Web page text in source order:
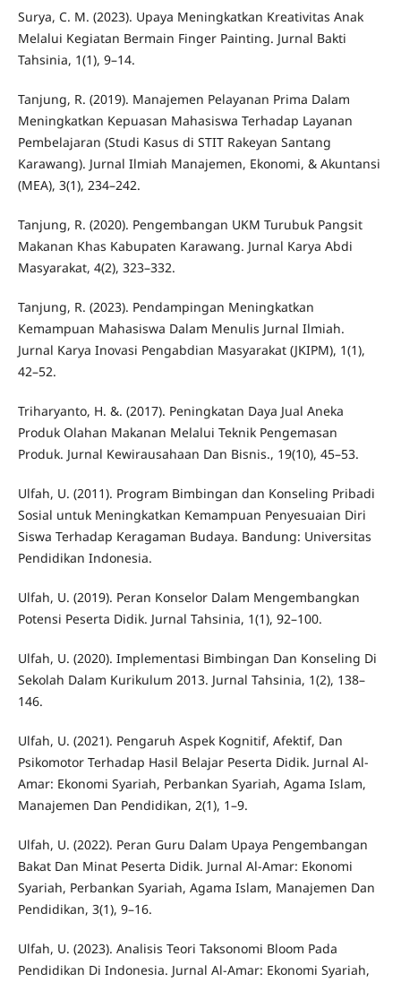
Surya, C. M. (2023). Upaya Meningkatkan Kreativitas Anak
Melalui Kegiatan Bermain Finger Painting. Jurnal Bakti
Tahsinia, 1(1), 9–14.
Tanjung, R. (2019). Manajemen Pelayanan Prima Dalam
Meningkatkan Kepuasan Mahasiswa Terhadap Layanan
Pembelajaran (Studi Kasus di STIT Rakeyan Santang
Karawang). Jurnal Ilmiah Manajemen, Ekonomi, & Akuntansi
(MEA), 3(1), 234–242.
Tanjung, R. (2020). Pengembangan UKM Turubuk Pangsit
Makanan Khas Kabupaten Karawang. Jurnal Karya Abdi
Masyarakat, 4(2), 323–332.
Tanjung, R. (2023). Pendampingan Meningkatkan
Kemampuan Mahasiswa Dalam Menulis Jurnal Ilmiah.
Jurnal Karya Inovasi Pengabdian Masyarakat (JKIPM), 1(1),
42–52.
Triharyanto, H. &. (2017). Peningkatan Daya Jual Aneka
Produk Olahan Makanan Melalui Teknik Pengemasan
Produk. Jurnal Kewirausahaan Dan Bisnis., 19(10), 45–53.
Ulfah, U. (2011). Program Bimbingan dan Konseling Pribadi
Sosial untuk Meningkatkan Kemampuan Penyesuaian Diri
Siswa Terhadap Keragaman Budaya. Bandung: Universitas
Pendidikan Indonesia.
Ulfah, U. (2019). Peran Konselor Dalam Mengembangkan
Potensi Peserta Didik. Jurnal Tahsinia, 1(1), 92–100.
Ulfah, U. (2020). Implementasi Bimbingan Dan Konseling Di
Sekolah Dalam Kurikulum 2013. Jurnal Tahsinia, 1(2), 138–
146.
Ulfah, U. (2021). Pengaruh Aspek Kognitif, Afektif, Dan
Psikomotor Terhadap Hasil Belajar Peserta Didik. Jurnal Al-
Amar: Ekonomi Syariah, Perbankan Syariah, Agama Islam,
Manajemen Dan Pendidikan, 2(1), 1–9.
Ulfah, U. (2022). Peran Guru Dalam Upaya Pengembangan
Bakat Dan Minat Peserta Didik. Jurnal Al-Amar: Ekonomi
Syariah, Perbankan Syariah, Agama Islam, Manajemen Dan
Pendidikan, 3(1), 9–16.
Ulfah, U. (2023). Analisis Teori Taksonomi Bloom Pada
Pendidikan Di Indonesia. Jurnal Al-Amar: Ekonomi Syariah,